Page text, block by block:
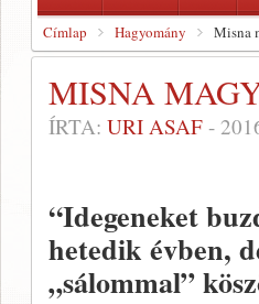
Címlap Hagyomány Misna
MISNA
ÍRTA: URI ASAF -
“Idegeneket
hetedik évben,
„sálommal”